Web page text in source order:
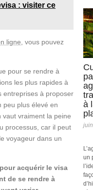
: visiter ce
ligne , vous pouvez
pour se rendre à
les plus rapides à
entreprises à proposer
peu plus élevé en
vraiment la peine
processus, car il peut
voyageur dans un
acquérir le visa
de se rendre à
à
un